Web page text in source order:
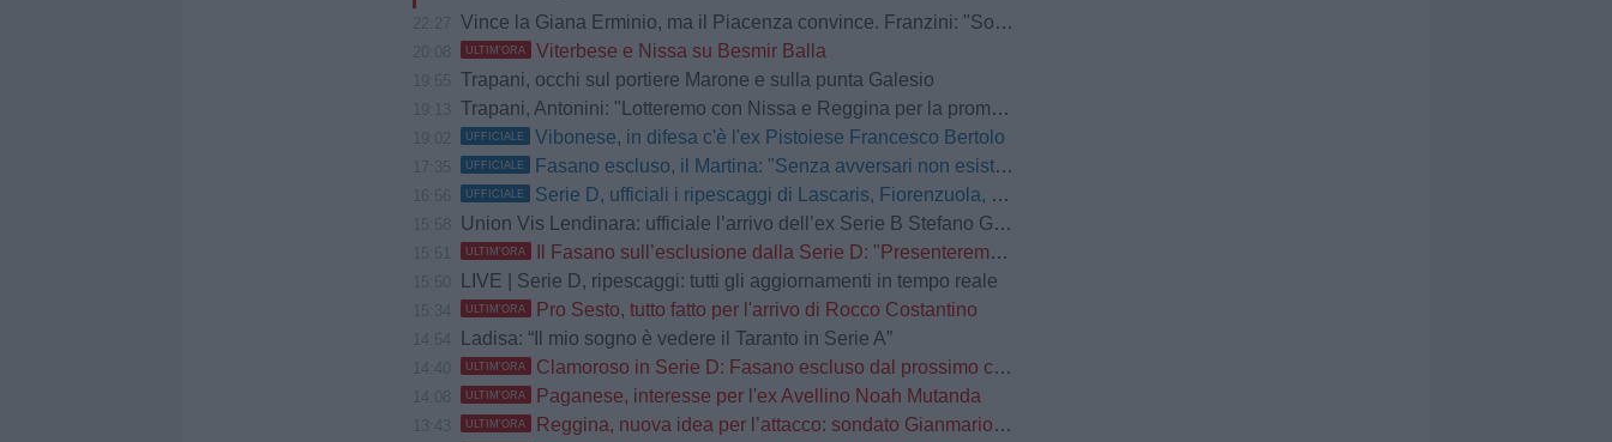
Vince la Giana Erminio, ma il Piacenza convince. Franzini: "Soddisfatto della prestazione"
ULTIM'ORA Viterbese e Nissa su Besmir Balla
Trapani, occhi sul portiere Marone e sulla punta Galesio
Trapani, Antonini: "Lotteremo con Nissa e Reggina per la promozione"
UFFICIALE Vibonese, in difesa c'è l'ex Pistoiese Francesco Bertolo
UFFICIALE Fasano escluso, il Martina: "Senza avversari non esistono grandi storie"
UFFICIALE Serie D, ufficiali i ripescaggi di Lascaris, Fiorenzuola, Castellanzese, Grassina, Derthona e Tropical Coriano
Union Vis Lendinara: ufficiale l’arrivo dell’ex Serie B Stefano Giacomelli
ULTIM'ORA Il Fasano sull’esclusione dalla Serie D: "Presenteremo ricorso d’urgenza”
LIVE | Serie D, ripescaggi: tutti gli aggiornamenti in tempo reale
ULTIM'ORA Pro Sesto, tutto fatto per l'arrivo di Rocco Costantino
Ladisa: “Il mio sogno è vedere il Taranto in Serie A”
ULTIM'ORA Clamoroso in Serie D: Fasano escluso dal prossimo campionato
ULTIM'ORA Paganese, interesse per l'ex Avellino Noah Mutanda
ULTIM'ORA Reggina, nuova idea per l’attacco: sondato Gianmario Comi